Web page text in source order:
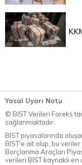
Yasal Uyarı Notu
© BİST Verileri Foreks
sağlanmaktadır.
BIST piyasalarında
BIST'e ait olup, bu
Borçlanma Araçları
verileri BIST kaynaklı